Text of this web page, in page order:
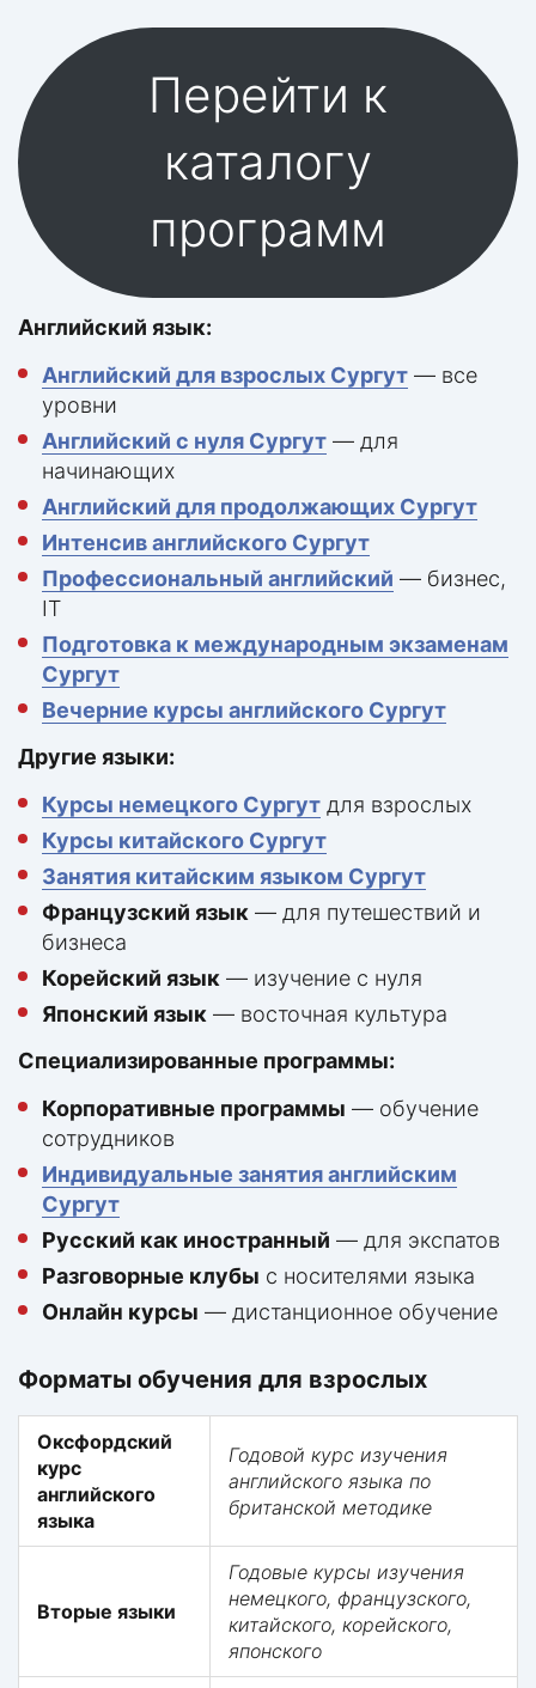
Перейти к
каталогу
программ
Английский язык:
Английский для взрослых Сургут — все
уровни
Английский с нуля Сургут — для
начинающих
Английский для продолжающих Сургут
Интенсив английского Сургут
Профессиональный английский — бизнес,
IT
Подготовка к международным экзаменам
Сургут
Вечерние курсы английского Сургут
Другие языки:
Курсы немецкого Сургут для взрослых
Курсы китайского Сургут
Занятия китайским языком Сургут
Французский язык — для путешествий и
бизнеса
Корейский язык — изучение с нуля
Японский язык — восточная культура
Специализированные программы:
Корпоративные программы — обучение
сотрудников
Индивидуальные занятия английским
Сургут
Русский как иностранный — для экспатов
Разговорные клубы с носителями языка
Онлайн курсы — дистанционное обучение
Форматы обучения для взрослых
Оксфордский
курс
английского
языка
Годовой курс изучения
английского языка по
британской методике
Вторые языки
Годовые курсы изучения
немецкого, французского,
китайского, корейского,
японского